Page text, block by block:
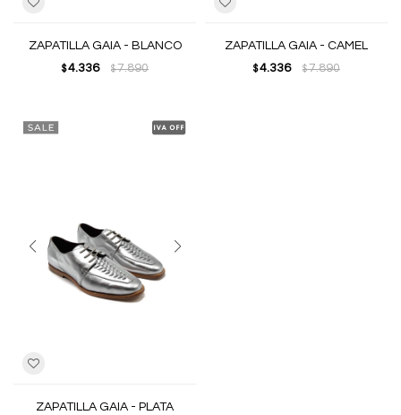
ZAPATILLA GAIA - BLANCO
$ 4.336 $7.890
ZAPATILLA GAIA - CAMEL
$ 4.336 $7.890
ZAPATILLA GAIA - PLATA